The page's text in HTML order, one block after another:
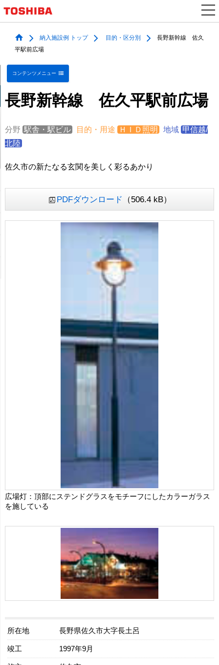
納入施設例 トップ 目的・区分別
長野新幹線 佐久
平駅前広場
コンテンツメニュー
長野新幹線 佐久平駅前広場
分野 駅舎・駅ビル 目的・用途 ＨＩＤ照明 地域 甲信越/
北陸
佐久市の新たなる玄関を美しく彩るあかり
PDFダウンロード （506.4 kB）
広場灯：頂部にステンドグラスをモチーフにしたカラーガラス
を施している
所在地 長野県佐久市大字長土呂
竣工 1997年9月